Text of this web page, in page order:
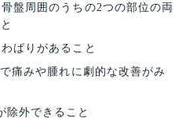
盤周囲のうちの2つの部位の両
ばりがあること
痛みや腫れに劇的な改善がみ
除外できること